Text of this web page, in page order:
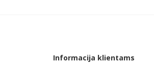
Informacija klientams